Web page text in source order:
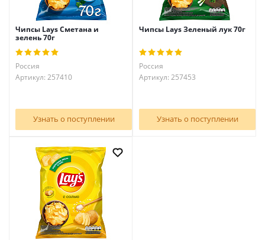
Чипсы Lays Сметана и
зелень 70г
Россия
Артикул: 257410
Узнать о поступлении
Чипсы Lays Зеленый лук 70г
Россия
Артикул: 257453
Узнать о поступлении